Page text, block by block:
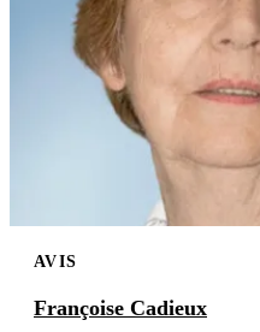
AVIS
Françoise Cadieux